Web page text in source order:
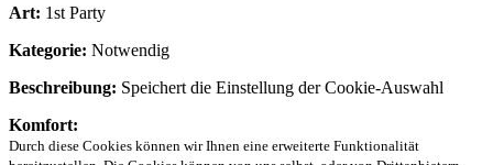
Art: 1st Party
Kategorie: Notwendig
Beschreibung: Speichert die Einstellung der Cookie-Auswahl
Komfort:
Durch diese Cookies können wir Ihnen eine erweiterte Funktionalität